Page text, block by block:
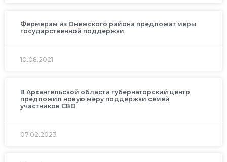
Фермерам из Онежского района предложат меры
государственной поддержки
10.08.2021
В Архангельской области губернаторский центр
предложил новую меру поддержки семей
участников СВО
07.02.2023